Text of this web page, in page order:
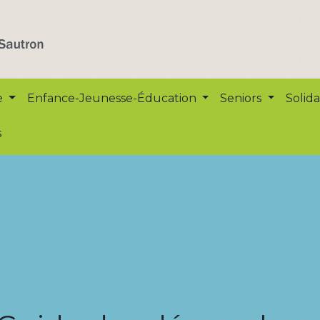
Enfance-Jeunesse-Éducation Seniors